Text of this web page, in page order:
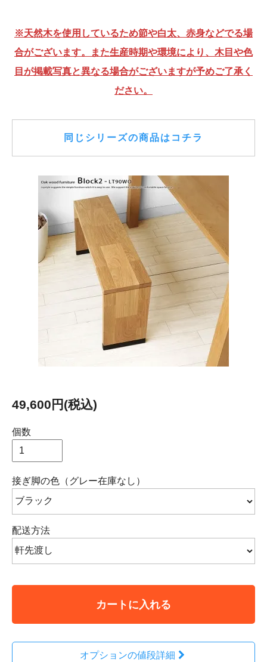
※天然木を使用しているため節や白太、赤身などでる場
合がございます。また生産時期や環境により、木目や色
目が掲載写真と異なる場合がございますが予めご了承く
ださい。
同じシリーズの商品はコチラ
49,600円(税込)
個数
接ぎ脚の色（グレー在庫なし）
配送方法
カートに入れる
オプションの値段詳細